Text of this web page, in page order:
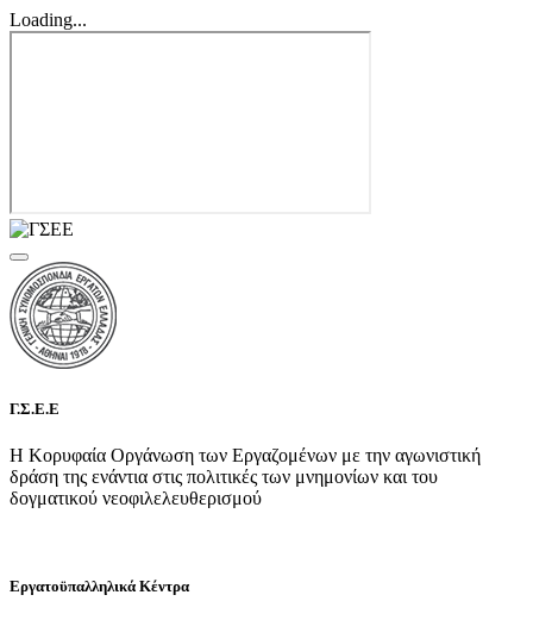
Loading...
Γ.Σ.Ε.Ε
Η Κορυφαία Οργάνωση των Εργαζομένων με την αγωνιστική
δράση της ενάντια στις πολιτικές των μνημονίων και του
δογματικού νεοφιλελευθερισμού
Εργατοϋπαλληλικά Κέντρα